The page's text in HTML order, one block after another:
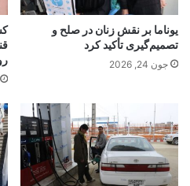
یوناما بر نقش زنان در صلح و
تصمیم‌گیری تأکید کرد
جون 24, 2026